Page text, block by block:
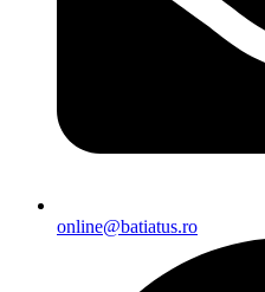
online@batiatus.ro